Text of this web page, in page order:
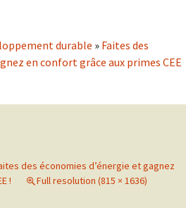
durable » Faites des
en confort grâce aux primes CEE
des économies d’énergie et gagnez
!
Full resolution (815 × 1636)